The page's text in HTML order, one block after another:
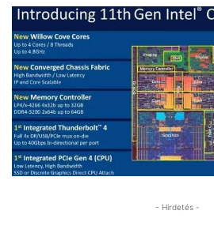
- Hirdetés -